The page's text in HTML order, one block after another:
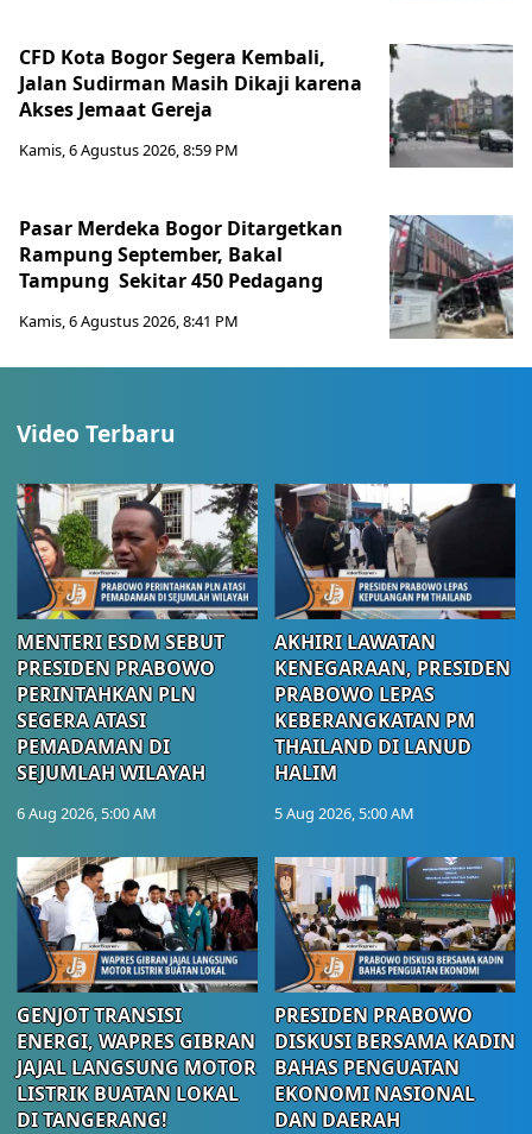
CFD Kota Bogor Segera Kembali,
Jalan Sudirman Masih Dikaji karena
Akses Jemaat Gereja
Kamis, 6 Agustus 2026, 8:59 PM
Pasar Merdeka Bogor Ditargetkan
Rampung September, Bakal
Tampung Sekitar 450 Pedagang
Kamis, 6 Agustus 2026, 8:41 PM
Video Terbaru
MENTERI ESDM SEBUT
PRESIDEN PRABOWO
PERINTAHKAN PLN
SEGERA ATASI
PEMADAMAN DI
SEJUMLAH WILAYAH
6 Aug 2026, 5:00 AM
AKHIRI LAWATAN
KENEGARAAN, PRESIDEN
PRABOWO LEPAS
KEBERANGKATAN PM
THAILAND DI LANUD
HALIM
5 Aug 2026, 5:00 AM
GENJOT TRANSISI
ENERGI, WAPRES GIBRAN
JAJAL LANGSUNG MOTOR
LISTRIK BUATAN LOKAL
DI TANGERANG!
PRESIDEN PRABOWO
DISKUSI BERSAMA KADIN
BAHAS PENGUATAN
EKONOMI NASIONAL
DAN DAERAH